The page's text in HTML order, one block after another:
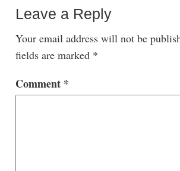
Leave a Reply
Your email address will not be
fields are marked *
Comment *